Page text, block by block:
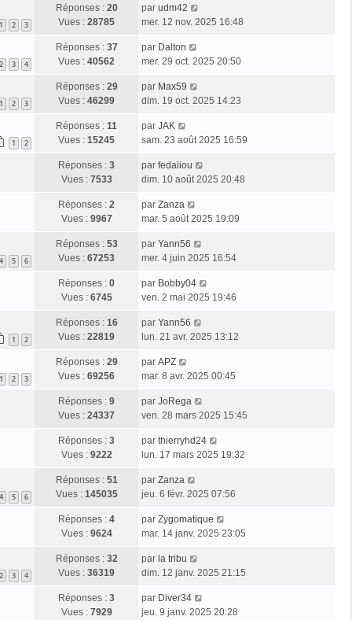
1 2 3
Réponses : 20
Vues : 28785
par udm42
mer. 12 nov. 2025 16:48
2 3 4
Réponses : 37
Vues : 40562
par Dalton
mer. 29 oct. 2025 20:50
1 2 3
Réponses : 29
Vues : 46299
par Max59
dim. 19 oct. 2025 14:23
1 2
Réponses : 11
Vues : 15245
par JAK
sam. 23 août 2025 16:59
Réponses : 3
Vues : 7533
par fedaliou
dim. 10 août 2025 20:48
Réponses : 2
Vues : 9967
par Zanza
mar. 5 août 2025 19:09
4 5 6
Réponses : 53
Vues : 67253
par Yann56
mer. 4 juin 2025 16:54
Réponses : 0
Vues : 6745
par Bobby04
ven. 2 mai 2025 19:46
1 2
Réponses : 16
Vues : 22819
par Yann56
lun. 21 avr. 2025 13:12
1 2 3
Réponses : 29
Vues : 69256
par APZ
mar. 8 avr. 2025 00:45
Réponses : 9
Vues : 24337
par JoRega
ven. 28 mars 2025 15:45
Réponses : 3
Vues : 9222
par thierryhd24
lun. 17 mars 2025 19:32
4 5 6
Réponses : 51
Vues : 145035
par Zanza
jeu. 6 févr. 2025 07:56
Réponses : 4
Vues : 9624
par Zygomatique
mar. 14 janv. 2025 23:05
2 3 4
Réponses : 32
Vues : 36319
par la tribu
dim. 12 janv. 2025 21:15
Réponses : 3
Vues : 7929
par Diver34
jeu. 9 janv. 2025 20:28